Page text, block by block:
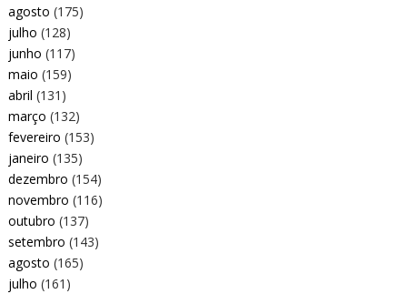
agosto (175)
julho (128)
junho (117)
maio (159)
abril (131)
março (132)
fevereiro (153)
janeiro (135)
dezembro (154)
novembro (116)
outubro (137)
setembro (143)
agosto (165)
julho (161)